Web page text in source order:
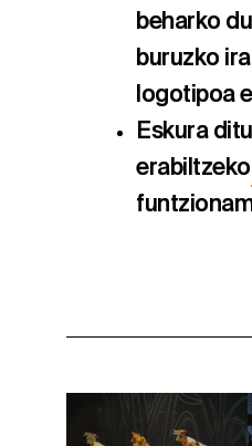
beharko
buruzko
logotipoa
Eskura
erabiltzeko